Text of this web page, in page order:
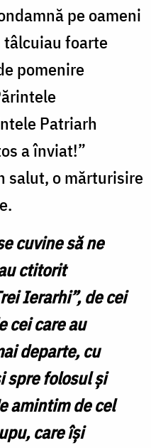
pe oameni
tâlcuiau foarte
pomenire
Patriarh
a înviat!”
salut, o mărturisire
cuvine să ne
ctitorit
Ierarhi”, de cei
cei care au
departe, cu
spre folosul și
amintim de cel
care își